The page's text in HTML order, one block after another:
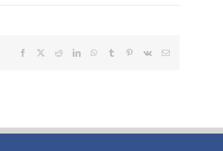
Facebook RedditLinkedInWhatsApp
Tumblr Pinterest
Vk Email